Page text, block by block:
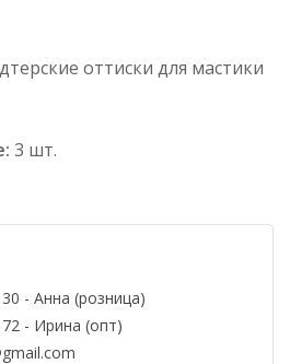
оттиски для мастики
3 шт.
- Анна (розница)
- Ирина (опт)